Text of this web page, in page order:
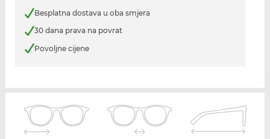
Besplatna dostava u oba smjera
30 dana prava na povrat
Povoljne cijene